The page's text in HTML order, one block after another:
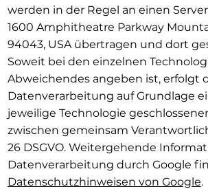
werden in der Regel an einen
1600 Amphitheatre Parkway
94043, USA übertragen und dort
Soweit bei den einzelnen
Abweichendes angeben ist, erfolgt
Datenverarbeitung auf Grundlage
jeweilige Technologie
zwischen gemeinsam
26 DSGVO. Weitergehende
Datenverarbeitung durch Google
Datenschutzhinweisen von Google.